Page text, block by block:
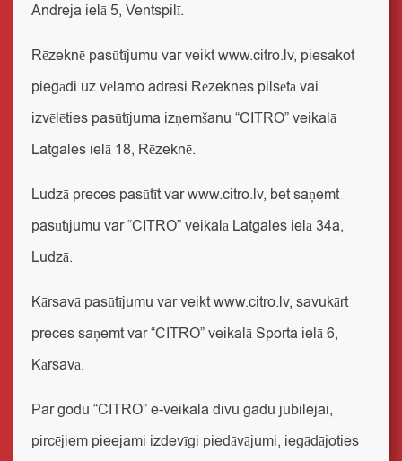
Andreja ielā 5, Ventspilī.
Rēzeknē pasūtījumu var veiktwww.citro.lv, piesakot
piegādi uz vēlamo adresi Rēzeknes pilsētā vai
izvēlēties pasūtījuma izņemšanu “CITRO” veikalā
Latgales ielā 18, Rēzeknē.
Ludzā preces pasūtīt varwww.citro.lv, bet saņemt
pasūtījumu var “CITRO” veikalā Latgales ielā 34a,
Ludzā.
Kārsavā pasūtījumu var veiktwww.citro.lv, savukārt
preces saņemt var “CITRO” veikalā Sporta ielā 6,
Kārsavā.
Par godu “CITRO” e-veikala divu gadu jubilejai,
pircējiem pieejami izdevīgi piedāvājumi, iegādājoties